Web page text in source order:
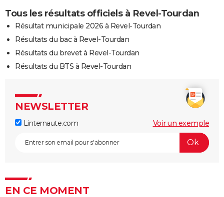
Tous les résultats officiels à Revel-Tourdan
Résultat municipale 2026 à Revel-Tourdan
Résultats du bac à Revel-Tourdan
Résultats du brevet à Revel-Tourdan
Résultats du BTS à Revel-Tourdan
NEWSLETTER
Linternaute.com Voir un exemple
EN CE MOMENT